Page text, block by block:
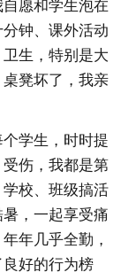
愿和学生泡在
钟、课外活动
生，特别是大
凳坏了，我亲
学生，时时提
伤，我都是第
校、班级搞活
，一起享受痛
年几乎全勤，
好的行为榜